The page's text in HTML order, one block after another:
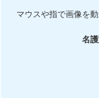
マウスや指で画像を
名